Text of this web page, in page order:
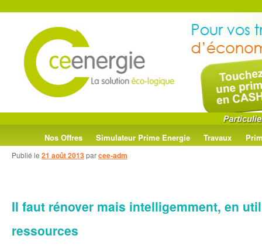
Aller
au
Aller
au
Nos Offres Simulateur Prime Energie Travaux
Il faut rénover mais intelligemment, en
ressources
Publié le 21 août 2013parcee-adm